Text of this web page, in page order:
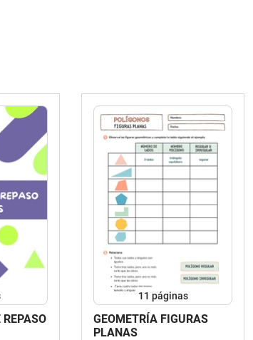
11 páginas
GEOMETRÍA FIGURAS
PLANAS